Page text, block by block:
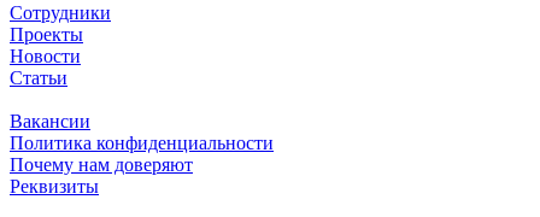
Сотрудники
Проекты
Новости
Статьи
Вакансии
Политика конфиденциальности
Почему нам доверяют
Реквизиты